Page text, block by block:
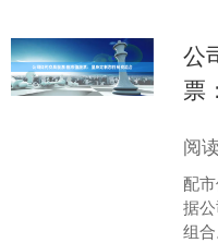
公
票
阅
配
据
组